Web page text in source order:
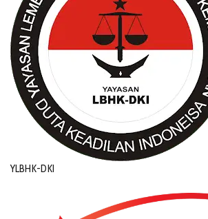
YLBHK-DKI